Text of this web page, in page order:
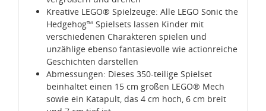
Kreative LEGO® Spielzeuge: Alle LEGO Sonic the
Hedgehog™ Spielsets lassen Kinder mit
verschiedenen Charakteren spielen und
unzählige ebenso fantasievolle wie actionreiche
Geschichten darstellen
Abmessungen: Dieses 350-teilige Spielset
beinhaltet einen 15 cm großen LEGO® Mech
sowie ein Katapult, das 4 cm hoch, 6 cm breit